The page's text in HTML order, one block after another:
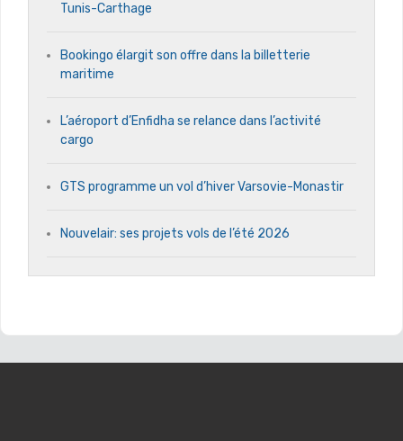
Tunis-Carthage
Bookingo élargit son offre dans la billetterie
maritime
L’aéroport d’Enfidha se relance dans l’activité
cargo
GTS programme un vol d’hiver Varsovie-Monastir
Nouvelair: ses projets vols de l’été 2026